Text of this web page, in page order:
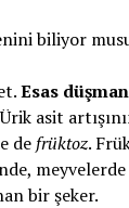
biliyor
Esas
asit
de früktoz.
bir şeker.